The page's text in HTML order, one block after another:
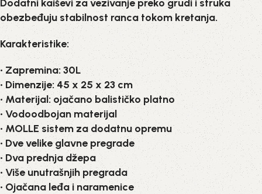
Dodatni kaiševi za vezivanje preko grudi i struka
obezbeđuju stabilnost ranca tokom kretanja.
Karakteristike:
• Zapremina: 30L
• Dimenzije: 45 x 25 x 23 cm
• Materijal: ojačano balističko platno
• Vodoodbojan materijal
• MOLLE sistem za dodatnu opremu
• Dve velike glavne pregrade
• Dva prednja džepa
• Više unutrašnjih pregrada
• Ojačana leđa i naramenice